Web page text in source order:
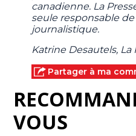
canadienne. La
seule responsable
journalistique.
Katrine Desautels,
Partager à ma
VOUS